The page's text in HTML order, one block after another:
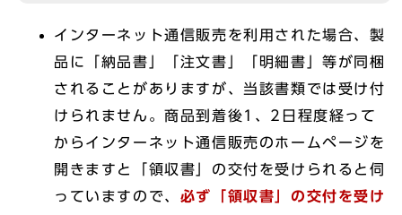
インターネット通信販売を利用された場合、製
品に「納品書」「注文書」「明細書」等が同梱
されることがありますが、当該書類では受け付
けられません。商品到着後1、2日程度経って
からインターネット通信販売のホームページを
開きますと「領収書」の交付を受けられると伺
っていますので、 必ず「領収書」の交付を受け